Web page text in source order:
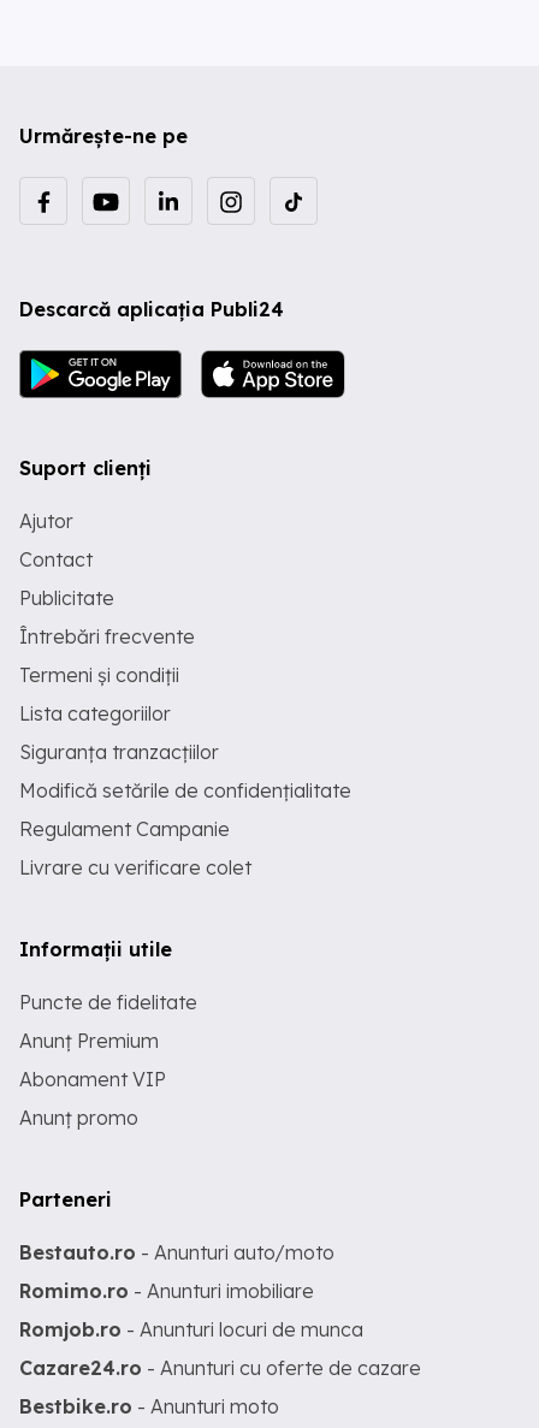
Urmărește-ne pe
Descarcă aplicația Publi24
Suport clienți
Ajutor
Contact
Publicitate
Întrebări frecvente
Termeni și condiții
Lista categoriilor
Siguranța tranzacțiilor
Modifică setările de confidențialitate
Regulament Campanie
Livrare cu verificare colet
Informații utile
Puncte de fidelitate
Anunț Premium
Abonament VIP
Anunț promo
Parteneri
Bestauto.ro - Anunturi auto/moto
Romimo.ro - Anunturi imobiliare
Romjob.ro - Anunturi locuri de munca
Cazare24.ro - Anunturi cu oferte de cazare
Bestbike.ro - Anunturi moto